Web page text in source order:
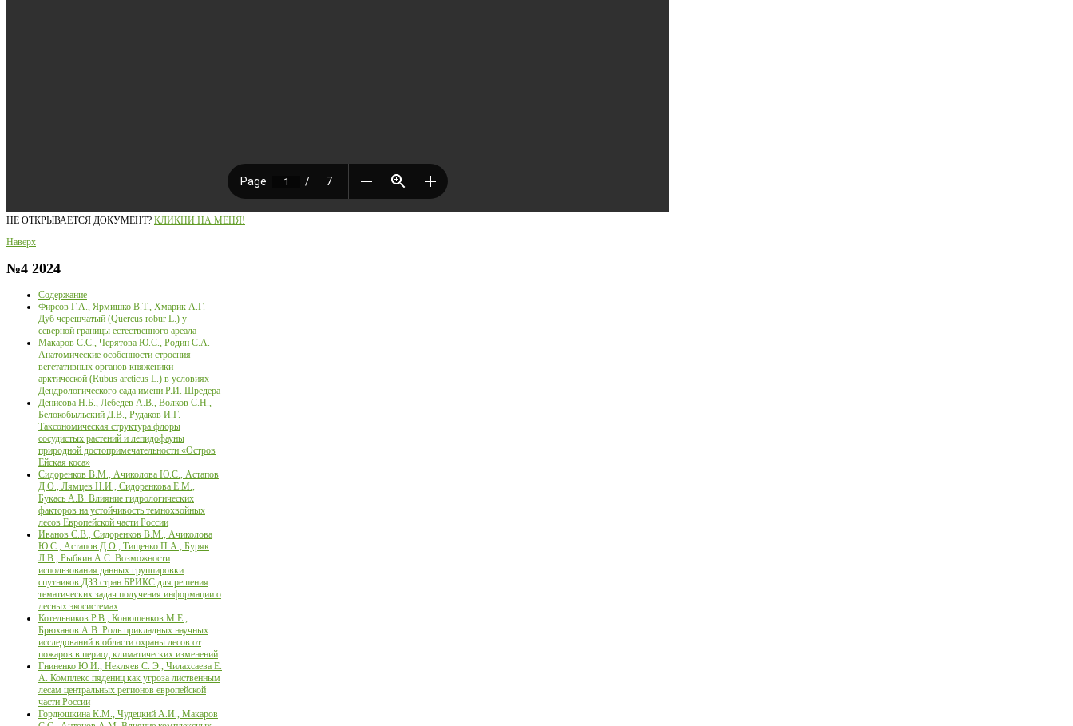
НЕ ОТКРЫВАЕТСЯ ДОКУМЕНТ? КЛИКНИ НА МЕНЯ!
Наверх
№4 2024
Содержание
Фирсов Г.А., Ярмишко В.Т., Хмарик А.Г.
Дуб черешчатый (Quercus robur L.) у
северной границы естественного ареала
Макаров С.С., Черятова Ю.С., Родин С.А.
Анатомические особенности строения
вегетативных органов княженики
арктической (Rubus arcticus L.) в условиях
Дендрологического сада имени Р.И. Шредера
Денисова Н.Б., Лебедев А.В., Волков С.Н.,
Белокобыльский Д.В., Рудаков И.Г.
Таксономическая структура флоры
сосудистых растений и лепидофауны
природной достопримечательности «Остров
Ейская коса»
Сидоренков В.М., Ачиколова Ю.С., Астапов
Д.О., Лямцев Н.И., Сидоренкова Е.М.,
Букась А.В. Влияние гидрологических
факторов на устойчивость темнохвойных
лесов Европейской части России
Иванов С.В., Сидоренков В.М., Ачиколова
Ю.С., Астапов Д.О., Тищенко П.А., Буряк
Л.В., Рыбкин А.С. Возможности
использования данных группировки
спутников ДЗЗ стран БРИКС для решения
тематических задач получения информации о
лесных экосистемах
Котельников Р.В., Конюшенков М.Е.,
Брюханов А.В. Роль прикладных научных
исследований в области охраны лесов от
пожаров в период климатических изменений
Гниненко Ю.И., Некляев С. Э., Чилахсаева Е.
А. Комплекс пядениц как угроза лиственным
лесам центральных регионов европейской
части России
Гордюшкина К.М., Чудецкий А.И., Макаров